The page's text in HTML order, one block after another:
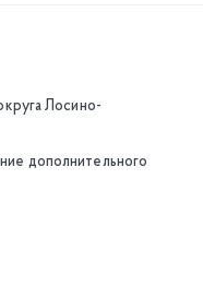
Лосино-
дополнительного